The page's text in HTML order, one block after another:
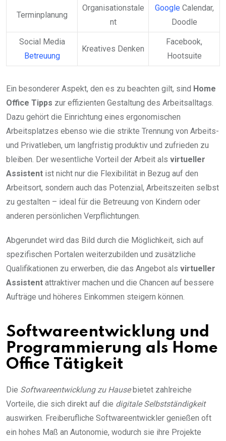
Terminplanung
Organisationstale
nt
GoogleCalendar,
Doodle
Social Media
Betreuung
Kreatives Denken
Facebook,
Hootsuite
Ein besonderer Aspekt, den es zu beachten gilt, sind Home
Office Tipps zur effizienten Gestaltung des Arbeitsalltags.
Dazu gehört die Einrichtung eines ergonomischen
Arbeitsplatzes ebenso wie die strikte Trennung von Arbeits-
und Privatleben, um langfristig produktiv und zufrieden zu
bleiben. Der wesentliche Vorteil der Arbeit als virtueller
Assistent ist nicht nur die Flexibilität in Bezug auf den
Arbeitsort, sondern auch das Potenzial, Arbeitszeiten selbst
zu gestalten – ideal für die Betreuung von Kindern oder
anderen persönlichen Verpflichtungen.
Abgerundet wird das Bild durch die Möglichkeit, sich auf
spezifischen Portalen weiterzubilden und zusätzliche
Qualifikationen zu erwerben, die das Angebot als virtueller
Assistent attraktiver machen und die Chancen auf bessere
Aufträge und höheres Einkommen steigern können.
Softwareentwicklung und
Programmierung als Home
Office Tätigkeit
Die Softwareentwicklung zu Hausebietet zahlreiche
Vorteile, die sich direkt auf die digitale Selbstständigkeit
auswirken. Freiberufliche Softwareentwickler genießen oft
ein hohes Maß an Autonomie, wodurch sie ihre Projekte